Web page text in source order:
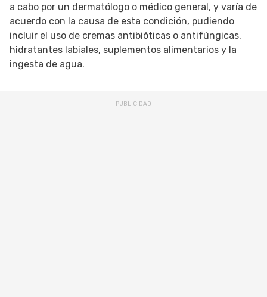
a cabo por un dermatólogo o médico general, y varía de
acuerdo con la causa de esta condición, pudiendo
incluir el uso de cremas antibióticas o antifúngicas,
hidratantes labiales, suplementos alimentarios y la
ingesta de agua.